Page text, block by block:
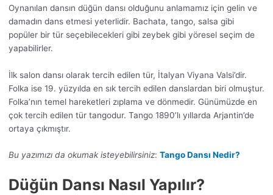
Oynanılan dansın düğün dansı olduğunu anlamamız için gelin ve
damadın dans etmesi yeterlidir. Bachata, tango, salsa gibi
popüler bir tür seçebilecekleri gibi zeybek gibi yöresel seçim de
yapabilirler.
İlk salon dansı olarak tercih edilen tür, İtalyan Viyana Valsi’dir.
Folka ise 19. yüzyılda en sık tercih edilen danslardan biri olmuştur.
Folka’nın temel hareketleri zıplama ve dönmedir. Günümüzde en
çok tercih edilen tür tangodur. Tango 1890’lı yıllarda Arjantin’de
ortaya çıkmıştır.
Bu yazımızı da okumak isteyebilirsiniz: Tango Dansı Nedir?
Düğün Dansı Nasıl Yapılır?